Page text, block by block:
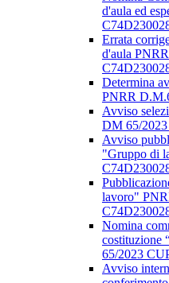
d'aula ed
Errata
d'aula
Determina
PNRR
Avviso
DM 65/
Avviso
"Gruppo di
lavoro"
Nomina
costituzione
65/2023
Avviso